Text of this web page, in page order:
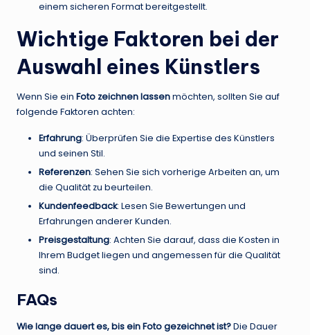
einem sicheren Format bereitgestellt.
Wichtige Faktoren bei der
Auswahl eines Künstlers
Wenn Sie ein Foto zeichnen lassenmöchten, sollten Sie auf
folgende Faktoren achten:
Erfahrung: Überprüfen Sie die Expertise des Künstlers
und seinen Stil.
Referenzen: Sehen Sie sich vorherige Arbeiten an, um
die Qualität zu beurteilen.
Kundenfeedback: Lesen Sie Bewertungen und
Erfahrungen anderer Kunden.
Preisgestaltung: Achten Sie darauf, dass die Kosten in
Ihrem Budget liegen und angemessen für die Qualität
sind.
FAQs
Wie lange dauert es, bis ein Foto gezeichnet ist?Die Dauer